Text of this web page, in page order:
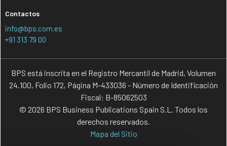
Contactos
info@bps.com.es
+91 313 79 00
BPS está inscrita en el Registro Mercantil de Madrid, Volumen
24.100, Folio 172, Página M-433036 - Número de Identificación
Fiscal: B-85062503
© 2026 BPS Business Publications Spain S.L. Todos los
derechos reservados.
Mapa del Sitio